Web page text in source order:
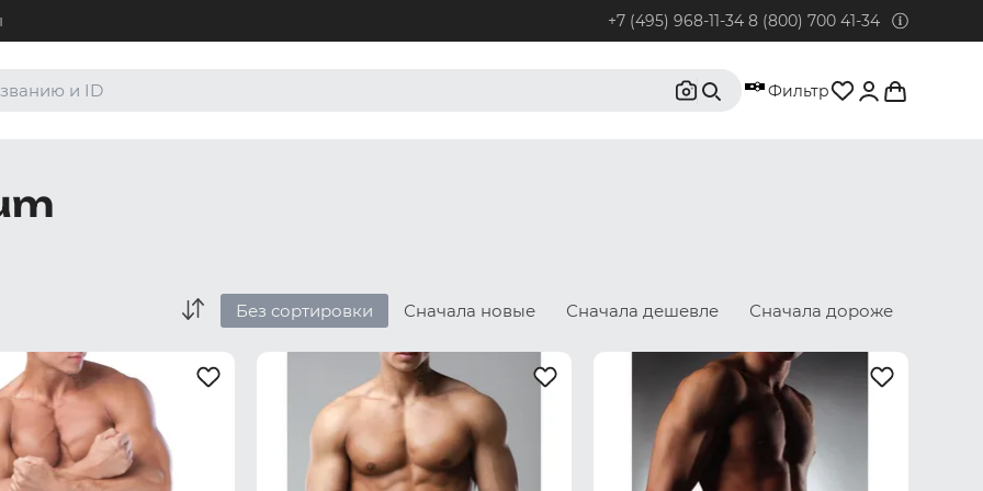
+7 (495) 968-11-34 8 (800) 700 41-34
По любым интересующим вопросам
Фильтр
Без сортировки Сначала новые Сначала дешевле Сначала дороже